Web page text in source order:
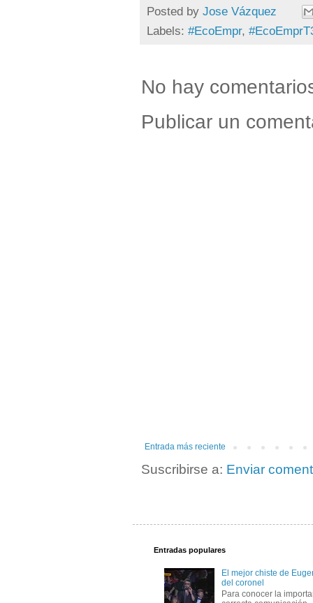
Posted by Jose Vázquez
Labels: #EcoEmpr,
No hay
Publicar un
Entrada más reciente
Suscribirse a: Enviar
Entradas populares
El mejor chiste de
del coronel
Para conocer la